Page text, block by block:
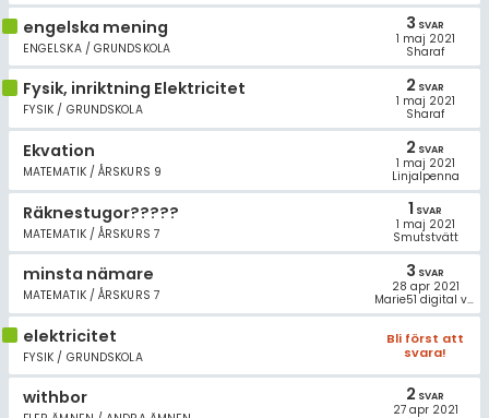
engelska mening
ENGELSKA / GRUNDSKOLA
3 SVAR
1 maj 2021
Sharaf
Fysik, inriktning Elektricitet
FYSIK / GRUNDSKOLA
2 SVAR
1 maj 2021
Sharaf
Ekvation
MATEMATIK / ÅRSKURS 9
2 SVAR
1 maj 2021
Linjalpenna
Räknestugor?????
MATEMATIK / ÅRSKURS 7
1 SVAR
1 maj 2021
Smutstvätt
minsta nämare
MATEMATIK / ÅRSKURS 7
3 SVAR
28 apr 2021
Marie51 digital volontär
elektricitet
FYSIK / GRUNDSKOLA
Bli först att
svara!
withbor 2 SVAR
27 apr 2021